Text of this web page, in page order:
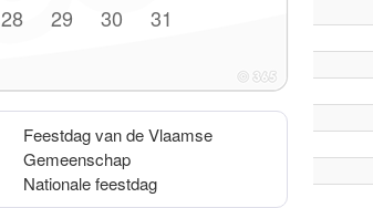
28 29 30 31
Feestdag van de Vlaamse
Gemeenschap
Nationale feestdag